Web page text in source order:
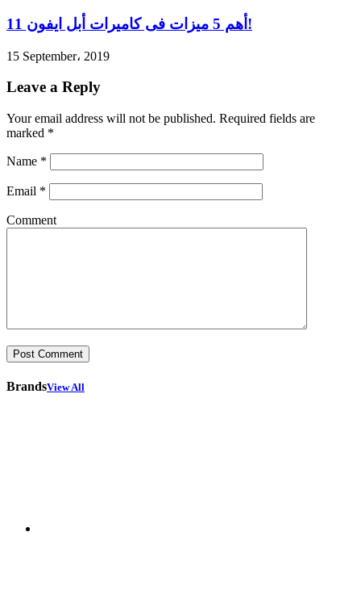
أهم 5 ميزات فى كاميرات أبل ايفون 11!
15 September، 2019
Leave a Reply
Your email address will not be published. Required fields are
marked *
Name *
Email *
Comment
BrandsView All